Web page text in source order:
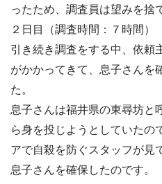
ったため、調査員は望みを捨
２日目（調査時間：７時間）
引き続き調査をする中、依頼
がかかってきて、息子さんを
た。
息子さんは福井県の東尋坊と
ら身を投じようとしていたの
アで自殺を防ぐスタッフが見
息子さんを確保したのです。